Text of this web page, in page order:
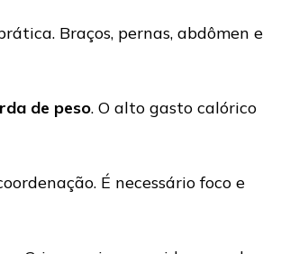
Braços, pernas, abdômen e
de peso. O alto gasto calórico
É necessário foco e